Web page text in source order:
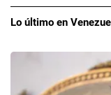
Lo último en